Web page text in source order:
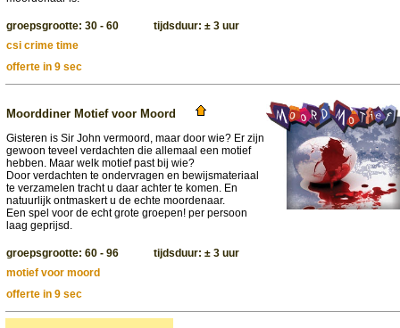
groepsgrootte: 30 - 60 tijdsduur: ± 3 uur
csi crime time
offerte in 9 sec
Moorddiner Motief voor Moord
Gisteren is Sir John vermoord, maar door wie? Er zijn
gewoon teveel verdachten die allemaal een motief
hebben. Maar welk motief past bij wie?
Door verdachten te ondervragen en bewijsmateriaal
te verzamelen tracht u daar achter te komen. En
natuurlijk ontmaskert u de echte moordenaar.
Een spel voor de echt grote groepen! per persoon
laag geprijsd.
groepsgrootte: 60 - 96 tijdsduur: ± 3 uur
motief voor moord
offerte in 9 sec